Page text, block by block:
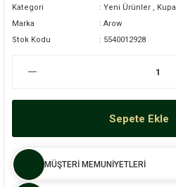
Kategori Yeni Ürünler , Kupa
Marka
Arow
Stok Kodu
5540012928
Sepete Ekle
MÜŞTERİ MEMUNİYETLERİ